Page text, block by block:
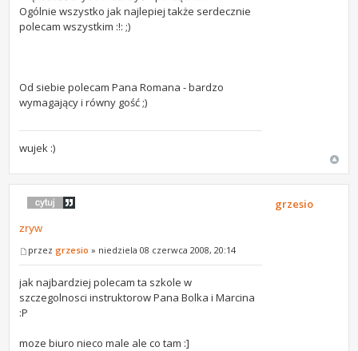
Ogólnie wszystko jak najlepiej także serdecznie
polecam wszystkim :!: ;)
Od siebie polecam Pana Romana - bardzo
wymagający i równy gość ;)
wujek :)
zryw
przezgrzesio » niedziela 08 czerwca 2008, 20:14
jak najbardziej polecam ta szkole w
szczegolnosci instruktorow Pana Bolka i Marcina
:P
moze biuro nieco male ale co tam :]
grzesio